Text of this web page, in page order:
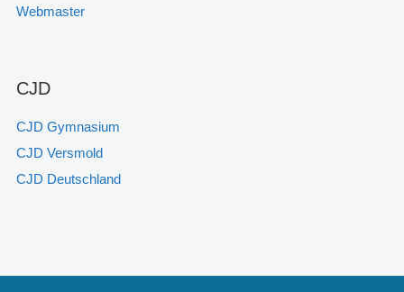
Webmaster
CJD
CJD Gymnasium
CJD Versmold
CJD Deutschland